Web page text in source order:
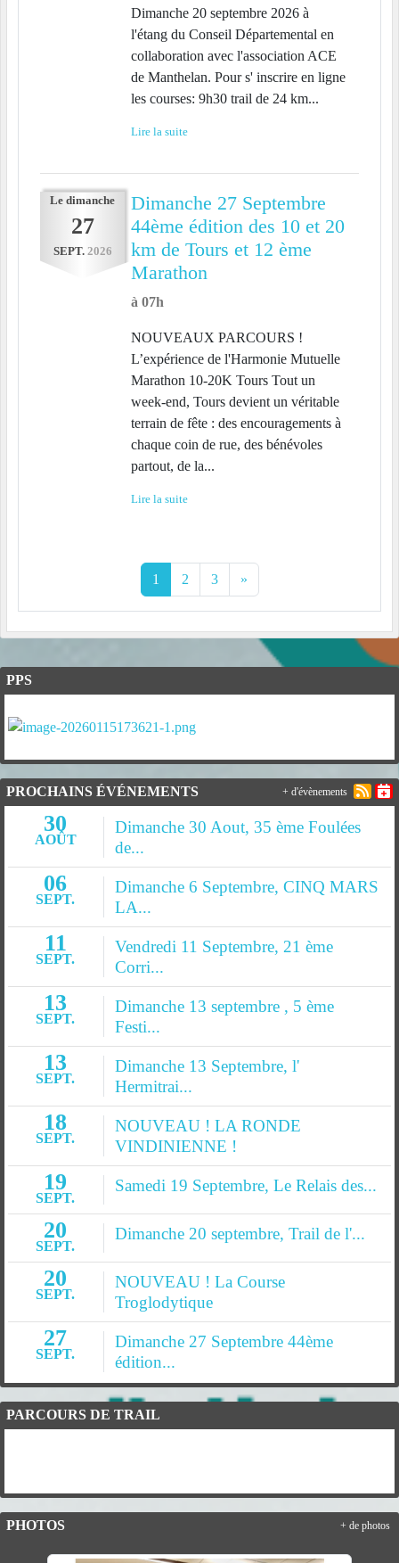
Dimanche 20 septembre 2026 à
l'étang du Conseil Départemental en
collaboration avec l'association ACE
de Manthelan. Pour s' inscrire en ligne
les courses: 9h30 trail de 24 km...
Lire la suite
Le dimanche
27
SEPT. 2026
Dimanche 27 Septembre
44ème édition des 10 et 20
km de Tours et 12 ème
Marathon
à 07h
NOUVEAUX PARCOURS !
L’expérience de l'Harmonie Mutuelle
Marathon 10-20K Tours Tout un
week-end, Tours devient un véritable
terrain de fête : des encouragements à
chaque coin de rue, des bénévoles
partout, de la...
Lire la suite
1 2 3 »
PPS
PROCHAINS ÉVÉNEMENTS
30
AOÛT
Dimanche 30 Aout, 35 ème Foulées
de...
06
SEPT.
Dimanche 6 Septembre, CINQ MARS
LA...
11
SEPT.
Vendredi 11 Septembre, 21 ème
Corri...
13
SEPT.
Dimanche 13 septembre , 5 ème
Festi...
13
SEPT.
Dimanche 13 Septembre, l'
Hermitrai...
18
SEPT.
NOUVEAU ! LA RONDE
VINDINIENNE !
19
SEPT.
Samedi 19 Septembre, Le Relais des...
20
SEPT.
Dimanche 20 septembre, Trail de l'...
20
SEPT.
NOUVEAU ! La Course
Troglodytique
27
SEPT.
Dimanche 27 Septembre 44ème
édition...
+ d'évènements
PARCOURS DE TRAIL
PHOTOS + de photos